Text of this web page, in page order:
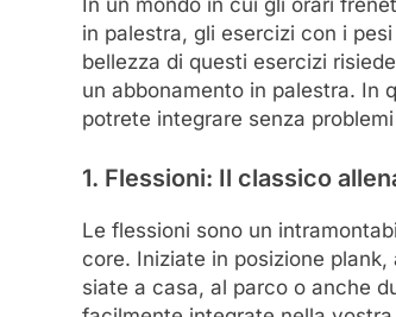
In un mondo in cui gli orari
in palestra, gli esercizi con i
bellezza di questi esercizi
un abbonamento in palestra. In
potrete integrare senza
1. Flessioni: Il classico
Le flessioni sono un
core. Iniziate in posizione
siate a casa, al parco o anche